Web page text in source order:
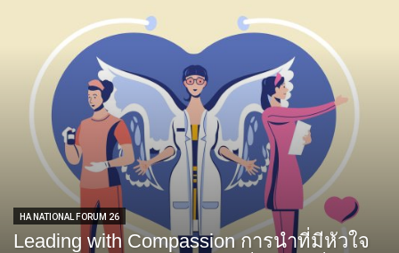
HA NATIONAL FORUM 26
Leading with Compassion การนำที่มีหัวใจ